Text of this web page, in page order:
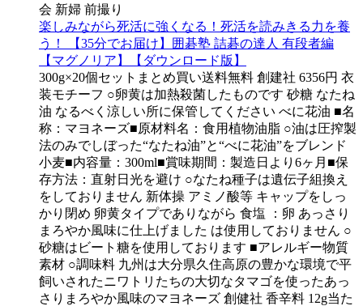
会 新婦 前撮り
楽しみながら死活に強くなる！死活を読みきる力を養
う！ 【35分でお届け】囲碁塾 詰碁の達人 有段者編
【マグノリア】【ダウンロード版】
300g×20個セットまとめ買い送料無料 創建社 6356円 衣
装モチーフ ○卵黄は加熱殺菌したものです 砂糖 なたね
油 なるべく涼しい所に保管してください べに花油 ■名
称：マヨネーズ■原材料名：食用植物油脂 ○油は圧搾製
法のみでしぼった“なたね油”と“べに花油”をブレンド
小麦■内容量：300ml■賞味期間：製造日より6ヶ月■保
存方法：直射日光を避け ○なたね種子は遺伝子組換え
をしておりません 新体操 アミノ酸等 キャップをしっ
かり閉め 卵黄タイプでありながら 食塩 ：卵 あっさり
まろやか風味に仕上げました は使用しておりません ○
砂糖はビート糖を使用しております ■アレルギー物質
素材 ○調味料 九州は大分県久住高原の豊かな環境で平
飼いされたニワトリたちの大切なタマゴを使ったあっ
さりまろやか風味のマヨネーズ 創健社 香辛料 12g当た